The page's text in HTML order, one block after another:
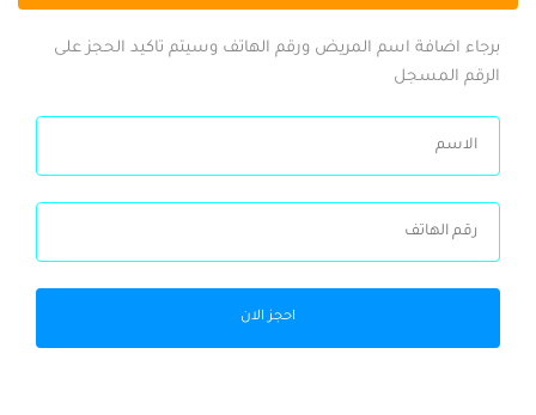
برجاء اضافة اسم المريض ورقم الهاتف وسيتم تاكيد الحجز على
الرقم المسجل
احجز الان